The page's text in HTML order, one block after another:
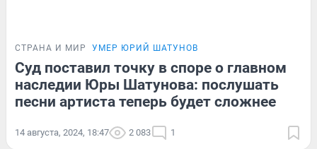
СТРАНА И МИР УМЕР ЮРИЙ ШАТУНОВ
Суд поставил точку в споре о главном
наследии Юры Шатунова: послушать
песни артиста теперь будет сложнее
14 августа, 2024, 18:47 2 083 1